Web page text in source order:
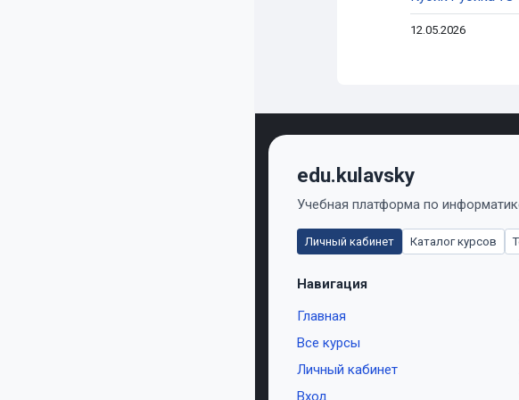
12.05.2026
edu.kulavsky
Учебная платформа по
Личный кабинет Каталог курсов
Навигация
Главная
Все курсы
Личный кабинет
Вход